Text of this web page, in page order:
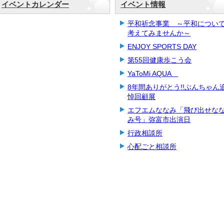
イベントカレンダー イベント情報
平和祈念事業 ～平和につい
考えてみませんか～
ENJOY SPORTS DAY
第55回健康歩こう会
YaToMi AQUA
8年間ありがとう!!ぶんちゃん
悼回顧展
エフエムななみ「飛び出せな
み号」弥富市出演日
行政相談所
心配ごと相談所